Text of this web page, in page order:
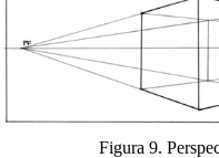
Figura 9.